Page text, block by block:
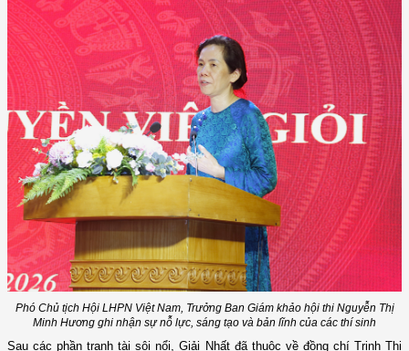
Phó Chủ tịch Hội LHPN Việt Nam, Trưởng Ban Giám khảo hội thi Nguyễn Thị
Minh Hương ghi nhận sự nỗ lực, sáng tạo và bản lĩnh của các thí sinh
Sau các phần tranh tài sôi nổi, Giải Nhất đã thuộc về đồng chí Trịnh Thị